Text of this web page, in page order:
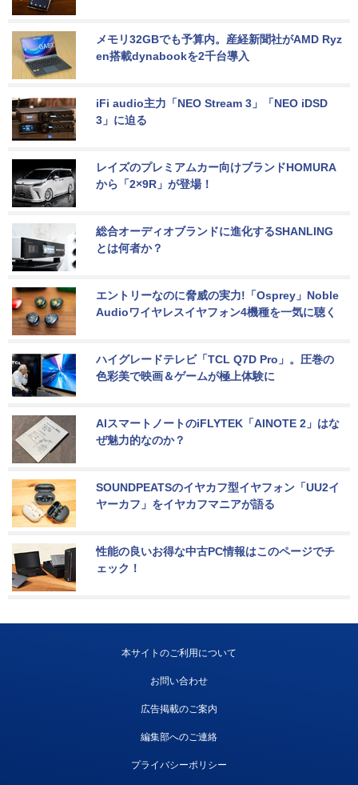
メモリ32GBでも予算内。産経新聞社がAMD Ryz
en搭載dynabookを2千台導入
iFi audio主力「NEO Stream 3」「NEO iDSD
3」に迫る
レイズのプレミアムカー向けブランドHOMURA
から「2×9R」が登場！
総合オーディオブランドに進化するSHANLING
とは何者か？
エントリーなのに脅威の実力!「Osprey」Noble
Audioワイヤレスイヤフォン4機種を一気に聴く
ハイグレードテレビ「TCL Q7D Pro」。圧巻の
色彩美で映画＆ゲームが極上体験に
AIスマートノートのiFLYTEK「AINOTE 2」はな
ぜ魅力的なのか？
SOUNDPEATSのイヤカフ型イヤフォン「UU2イ
ヤーカフ」をイヤカフマニアが語る
性能の良いお得な中古PC情報はこのページでチ
ェック！
本サイトのご利用について
お問い合わせ
広告掲載のご案内
編集部へのご連絡
プライバシーポリシー